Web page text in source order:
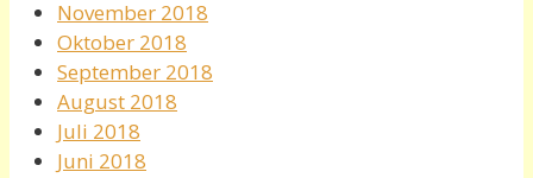
November 2018
Oktober 2018
September 2018
August 2018
Juli 2018
Juni 2018